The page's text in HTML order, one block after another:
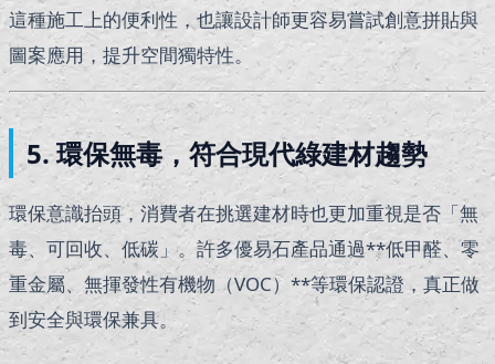
這種施工上的便利性，也讓設計師更容易嘗試創意拼貼與
圖案應用，提升空間獨特性。
5. 環保無毒，符合現代綠建材趨勢
環保意識抬頭，消費者在挑選建材時也更加重視是否「無
毒、可回收、低碳」。許多優易石產品通過**低甲醛、零
重金屬、無揮發性有機物（VOC）**等環保認證，真正做
到安全與環保兼具。